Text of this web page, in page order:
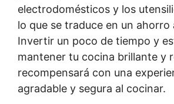
electrodomésticos y los
lo que se traduce en un ahorro
Invertir un poco de tiempo y
mantener tu cocina brillante y
recompensará con una
agradable y segura al cocinar.